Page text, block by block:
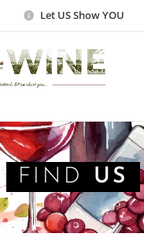
Let US Show YOU
FIND US